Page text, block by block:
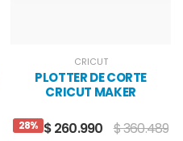
CRICUT
PLOTTER DE CORTE
CRICUT MAKER
28% $ 260.990 $ 360.489